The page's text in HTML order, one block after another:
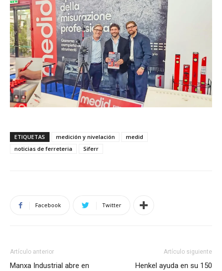
ETIQUETAS medición y nivelación
medid
noticias de ferreteria
Siferr
Facebook Twitter
Artículo anterior
Manxa Industrial abre en
Artículo siguiente
Henkel ayuda en su 150